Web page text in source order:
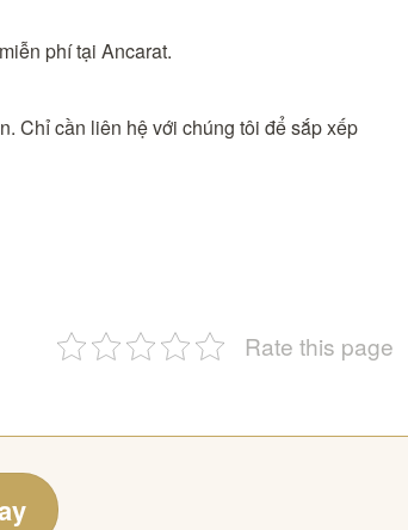
phí tại Ancarat.
Chỉ cần liên hệ với chúng tôi để sắp xếp
Rate this page